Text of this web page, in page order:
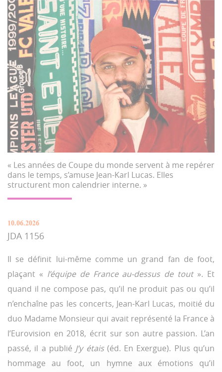
« Les années de Coupe du monde servent à me repérer
dans le temps, s’amuse Jean-Karl Lucas. Elles
structurent mon calendrier interne. »
10.06.2026
JDA 1156
Il se définit lui-même comme un grand fan de foot,
plaçant « l’équipe de France au-dessus de tout». Et
quand il ne compose pas, qu’il ne produit pas ou qu’il
n’enchaîne pas les concerts, Jean-Karl Lucas, moitié du
duo Madame Monsieur qui avait représenté la France à
l’Eurovision en 2018, écrit sur son autre passion. L’an
passé, il a publié J’y étais(éd. En Exergue). Plus qu’un
hommage au foot, un hymne aux émotions qu’il